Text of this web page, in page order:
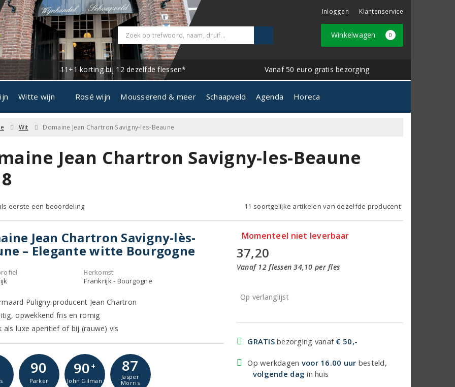
Inloggen Klantenservice
Winkelwagen 0
11+1 korting bij 12 dezelfde flessen* Vanaf 50 euro gratis bezorging
Witte wijn Rosé wijn Mousserend & meer Schaapveld Agenda Horeca
Wit Domaine Jean Chartron Savigny-les-Beaune
Jean Chartron Savigny-les-Beaune
eerste een beoordeling 11 soortgelijke artikelen van dezelfde producent
Jean Chartron Savigny-lès-
– Elegante witte Bourgogne
Herkomst
Frankrijk - Bourgogne
Puligny-producent Jean Chartron
opwekkend fris en romig
als luxe aperitief of bij (rauwe) vis
90
Parker
90+
John Gilman
87
Jasper
Morris
Momenteel niet leverbaar
37,20
Vanaf 12 flessen 34,10 per fles
Op verlanglijst
GRATISbezorging vanaf € 50,-
Op werkdagen voor 16.00 uur besteld,
volgende dag in huis